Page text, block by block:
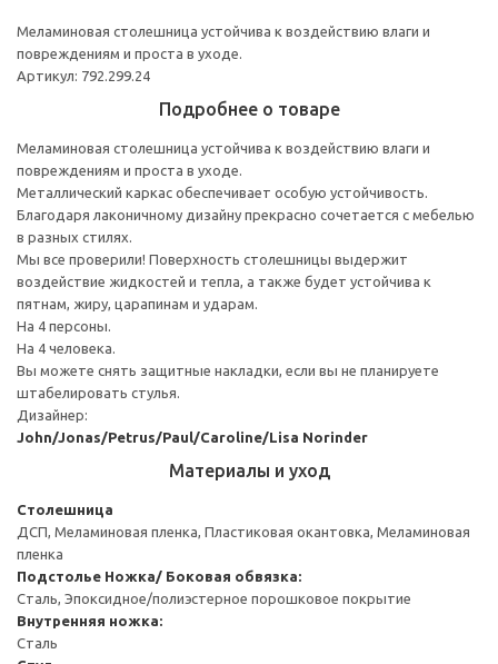
Меламиновая столешница устойчива к воздействию влаги и
повреждениям и проста в уходе.
Артикул: 792.299.24
Подробнее о товаре
Меламиновая столешница устойчива к воздействию влаги и
повреждениям и проста в уходе.
Металлический каркас обеспечивает особую устойчивость.
Благодаря лаконичному дизайну прекрасно сочетается с мебелью
в разных стилях.
Мы все проверили! Поверхность столешницы выдержит
воздействие жидкостей и тепла, а также будет устойчива к
пятнам, жиру, царапинам и ударам.
На 4 персоны.
На 4 человека.
Вы можете снять защитные накладки, если вы не планируете
штабелировать стулья.
Дизайнер:
John/Jonas/Petrus/Paul/Caroline/Lisa Norinder
Материалы и уход
Столешница
ДСП, Меламиновая пленка, Пластиковая окантовка, Меламиновая
пленка
Подстолье Ножка/ Боковая обвязка:
Сталь, Эпоксидное/полиэстерное порошковое покрытие
Внутренняя ножка:
Сталь